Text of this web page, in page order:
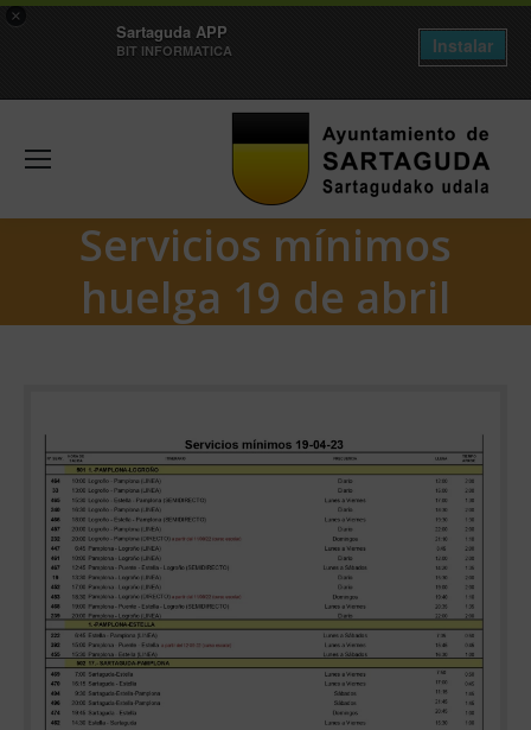
×
Sartaguda APP
BIT INFORMATICA Instalar
Servicios mínimos
huelga 19 de abril